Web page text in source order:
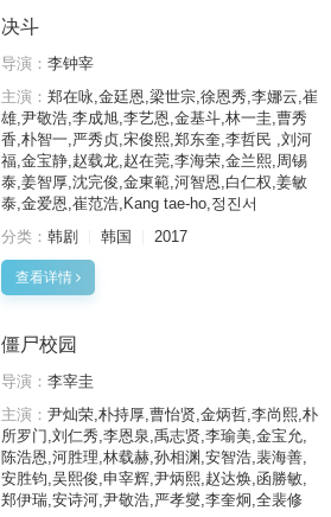
决斗
导演： 李钟宰
主演： 郑在咏,金廷恩,梁世宗,徐恩秀,李娜云,崔
雄,尹敬浩,李成旭,李艺恩,金基斗,林一圭,曹秀
香,朴智一,严秀贞,宋俊熙,郑东奎,李哲民 ,刘河
福,金宝静,赵载龙,赵在莞,李海荣,金兰熙,周锡
泰,姜智厚,沈完俊,金東範,河智恩,白仁权,姜敏
泰,金爱恩,崔范浩,Kang tae-ho,정진서
分类： 韩剧 韩国 2017
查看详情
僵尸校园
导演： 李宰圭
主演： 尹灿荣,朴持厚,曹怡贤,金炳哲,李尚熙,朴
所罗门,刘仁秀,李恩泉,禹志贤,李瑜美,金宝允,
陈浩恩,河胜理,林载赫,孙相渊,安智浩,裴海善,
安胜钧,吴熙俊,申宰辉,尹炳熙,赵达焕,函勝敏,
郑伊瑞,安诗河,尹敬浩,严孝燮,李奎炯,全裴修